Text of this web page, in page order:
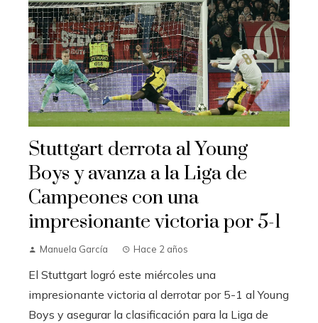
Stuttgart derrota al Young
Boys y avanza a la Liga de
Campeones con una
impresionante victoria por 5-1
Manuela García Hace 2 años
El Stuttgart logró este miércoles una
impresionante victoria al derrotar por 5-1 al Young
Boys y asegurar la clasificación para la Liga de